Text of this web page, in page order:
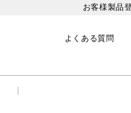
お客様製品
よくある質問